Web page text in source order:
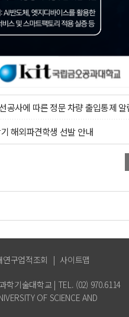
공사에 따른 정문 차량 출입통제
해외파견학생 선발 안내
연구업적조회 | 사이트맵
학기술대학교 | TEL. (02) 970.6114
OF SCIENCE AND